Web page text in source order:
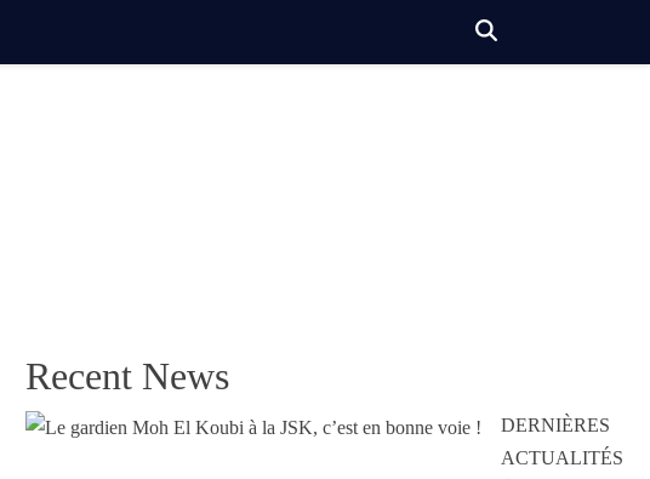
Recent News
DERNIÈRES
ACTUALITÉS